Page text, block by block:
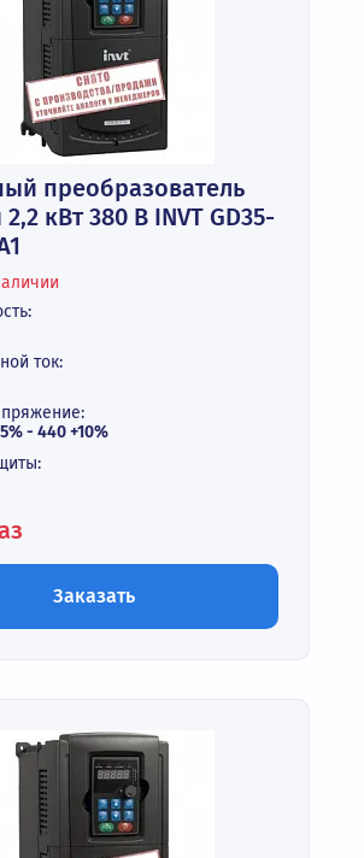
преобразователь
кВт 380 В INVT GD35-
ток:
- 440 +10%
Заказать